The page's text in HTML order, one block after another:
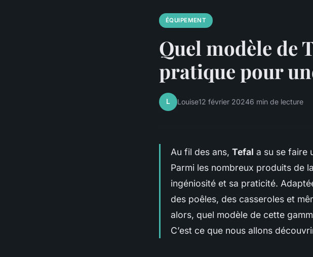
ÉQUIPEMENT
Quel modèle de
pratique pour
L Louise12 février 20246 min de lecture
Au fil des ans, Tefal a su se faire
Parmi les nombreux produits de
ingéniosité et sa praticité.
des poêles, des casseroles et
alors, quel modèle de cette
C’est ce que nous allons